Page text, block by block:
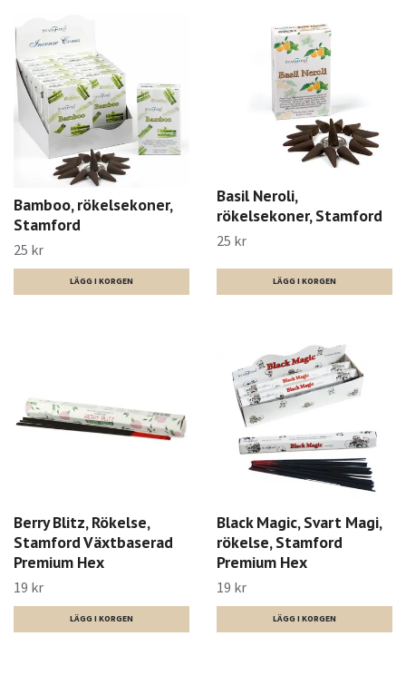
Bamboo, rökelsekoner,
Stamford
25 kr
Basil Neroli,
rökelsekoner, Stamford
25 kr
Berry Blitz, Rökelse,
Stamford Växtbaserad
Premium Hex
19 kr
Black Magic, Svart Magi,
rökelse, Stamford
Premium Hex
19 kr